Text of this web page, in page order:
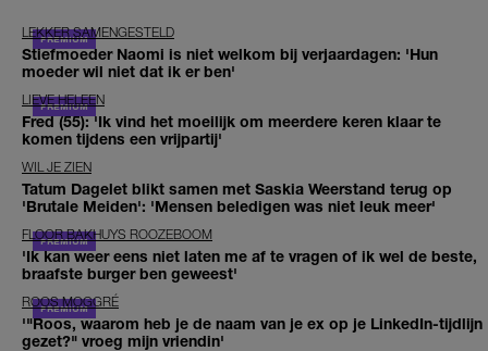
LEKKER SAMENGESTELD
Stiefmoeder Naomi is niet welkom bij verjaardagen: 'Hun
moeder wil niet dat ik er ben'
LIEVE HELEEN
Fred (55): 'Ik vind het moeilijk om meerdere keren klaar te
komen tijdens een vrijpartij'
WIL JE ZIEN
Tatum Dagelet blikt samen met Saskia Weerstand terug op
'Brutale Meiden': 'Mensen beledigen was niet leuk meer'
FLOOR BAKHUYS ROOZEBOOM
'Ik kan weer eens niet laten me af te vragen of ik wel de beste,
braafste burger ben geweest'
ROOS MOGGRÉ
'"Roos, waarom heb je de naam van je ex op je LinkedIn-tijdlijn
gezet?" vroeg mijn vriendin'